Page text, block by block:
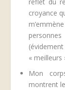
croyance
«
Mon
montrent